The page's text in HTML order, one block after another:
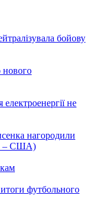
бойову
нового
не
нагородили
– США)
футбольного